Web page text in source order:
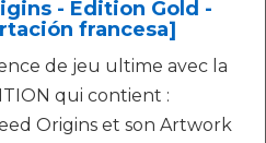
- Edition Gold -
francesa]
de jeu ultime avec la
qui contient :
Origins et son Artwork